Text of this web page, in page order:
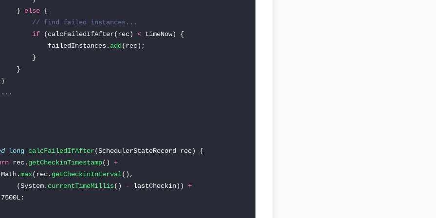
			}
else
// find failed instances...
if (calcFailedIfAfter(rec) <
					failedInstances.
add
long calcFailedIfAfter
rec. getCheckinTimestamp() +
		Math.
max(rec. getCheckinInterval
			(System.
currentTimeMillis() - lastCheckin)) +